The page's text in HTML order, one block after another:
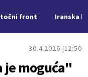
front Iranska
30.4.2026. 12:50
je moguća"